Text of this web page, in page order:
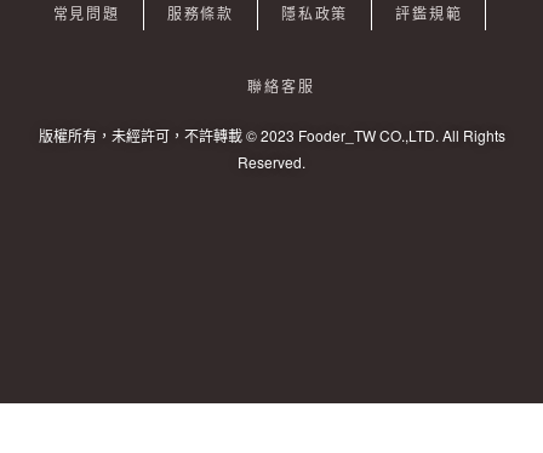
常見問題 服務條款 隱私政策 評鑑規範
聯絡客服
版權所有，未經許可，不許轉載 © 2023 Fooder_TW CO.,LTD. All Rights
Reserved.